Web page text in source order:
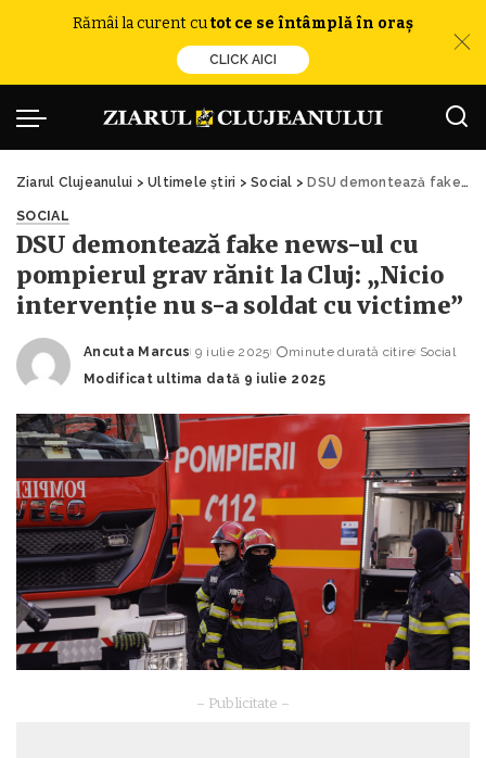
Rămâi la curent cutot ce se întâmplă în oraș
CLICK AICI
Ziarul Clujeanului >Ultimele știri >Social > DSU demontează fake news-ul cu pompierul grav rănit la Cluj: „Nicio intervenție nu s-a soldat cu victime”
SOCIAL
DSU demontează fake news-ul cu
pompierul grav rănit la Cluj: „Nicio
intervenție nu s-a soldat cu victime”
Posted
by
Ancuta Marcus 9 iulie 2025 minute durată citire Social
Modificat ultima dată 9 iulie 2025
– Publicitate –